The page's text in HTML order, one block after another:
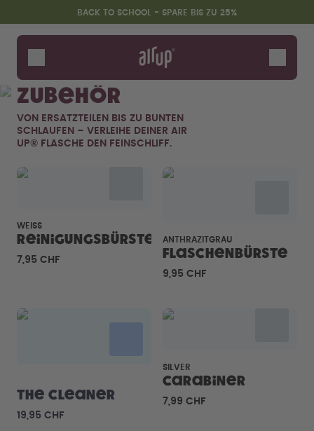
Zum Hauptinhalt springen
Erklärung zur BarrierefreiheitBACK TO SCHOOL - SPARE BIS ZU 25%
Flaschen
Duft-Pods
Zubehör
Starter Sets
Back2School
Gewinnspiel
Back to School - Spare bis zu
Wie funktioniert's
Hilfe & FAQ
Flaschen vergleichen
Zubehör
VON ERSATZTEILEN BIS ZU BUNTEN
SCHLAUFEN – VERLEIHE DEINER AIR
UP® FLASCHE DEN FEINSCHLIFF.
WEISS
Reinigungsbürste
7,95 CHF
ANTHRAZITGRAU
Flaschenbürste
9,95 CHF
The Cleaner
19,95 CHF
SILVER
Carabiner
7,99 CHF